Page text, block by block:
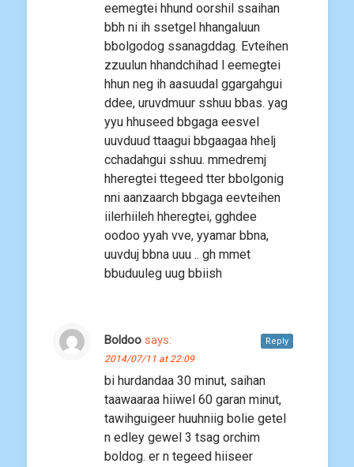
eemegtei hhund oorshil ssaihan
bbh ni ih ssetgel hhangaluun
bbolgodog ssanagddag. Evteihen
zzuulun hhandchihad l eemegtei
hhun neg ih aasuudal ggargahgui
ddee, uruvdmuur sshuu bbas. yag
yyu hhuseed bbgaga eesvel
uuvduud ttaagui bbgaagaa hhelj
cchadahgui sshuu. mmedremj
hheregtei ttegeed tter bbolgonig
nni aanzaarch bbgaga eevteihen
iilerhiileh hheregtei, gghdee
oodoo yyah vve, yyamar bbna,
uuvduj bbna uuu .. gh mmet
bbuduuleg uug bbiish
Boldoo says:
2014/07/11 at 22:09
bi hurdandaa 30 minut, saihan
taawaaraa hiiwel 60 garan minut,
tawihguigeer huuhniig bolie getel
n edley gewel 3 tsag orchim
boldog. er n tegeed hiiseer
Reply